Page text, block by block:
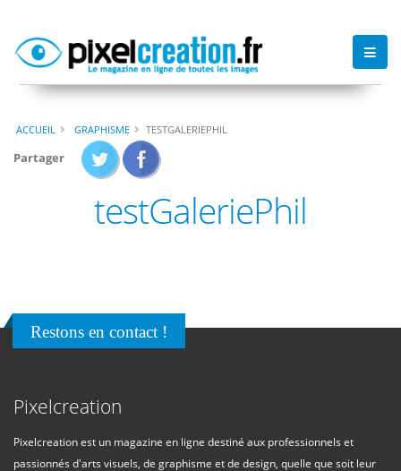
ACCUEIL GRAPHISME TESTGALERIEPHIL
Partager
testGaleriePhil
Restons en contact !
Pixelcreation
Pixelcreation est un magazine en ligne destiné aux professionnels et
passionnés d'arts visuels, de graphisme et de design, quelle que soit leur